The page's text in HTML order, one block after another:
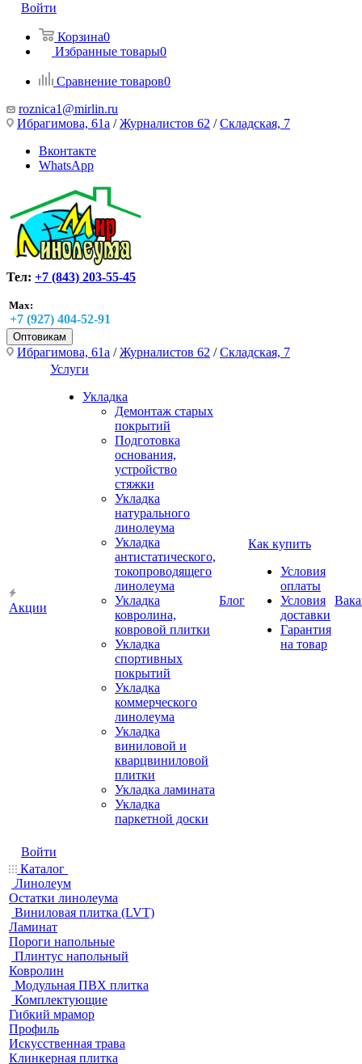
Войти
Корзина0
Избранные товары0
Сравнение товаров0
roznica1@mirlin.ru
Ибрагимова, 61а /Журналистов 62 /Складская, 7
Вконтакте
WhatsApp
Тел: +7 (843) 203-55-45
Max:
+7 (927) 404-52-91
Оптовикам
Ибрагимова, 61а /Журналистов 62 /Складская, 7
Акции
Услуги
Укладка
Демонтаж старых
покрытий
Подготовка
основания,
устройство
стяжки
Укладка
натурального
линолеума
Укладка
антистатического,
токопроводящего
линолеума
Укладка
ковролина,
ковровой плитки
Укладка
спортивных
покрытий
Укладка
коммерческого
линолеума
Укладка
виниловой и
кварцвиниловой
плитки
Укладка ламината
Укладка
паркетной доски
Блог
Как купить
Условия
оплаты
Условия
доставки
Гарантия
на товар
Войти
Каталог
Линолеум
Остатки линолеума
Виниловая плитка (LVT)
Ламинат
Пороги напольные
Плинтус напольный
Ковролин
Модульная ПВХ плитка
Комплектующие
Гибкий мрамор
Профиль
Искусственная трава
Клинкерная плитка